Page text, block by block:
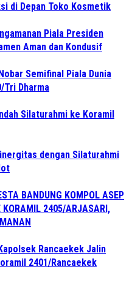
di Depan Toko Kosmetik
Piala Presiden
Aman dan Kondusif
Semifinal Piala Dunia
Tri Dharma
Silaturahmi ke Koramil
dengan Silaturahmi
BANDUNG KOMPOL ASEP
KORAMIL 2405/ARJASARI,
Rancaekek Jalin
2401/Rancaekek